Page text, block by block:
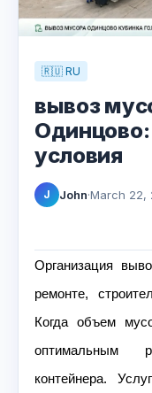
🇷🇺 RU
вывоз
условия
J John·March 22,
Организация
ремонте,
Когда объем
оптимальным
контейнера.